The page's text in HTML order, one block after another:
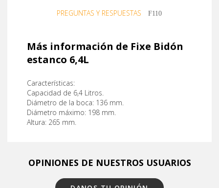
PREGUNTAS Y RESPUESTAS
Más información de Fixe Bidón
estanco 6,4L
Características:
Capacidad de 6,4 Litros.
Diámetro de la boca: 136 mm.
Diámetro máximo: 198 mm.
Altura: 265 mm.
OPINIONES DE NUESTROS USUARIOS